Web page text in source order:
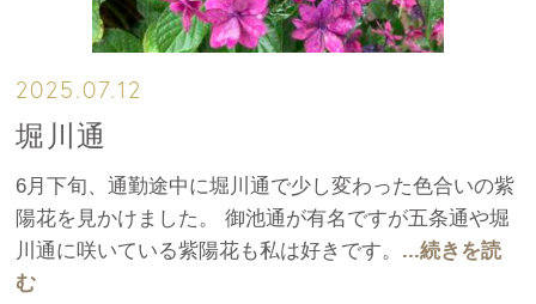
2025.07.12
堀川通
6月下旬、通勤途中に堀川通で少し変わった色合いの紫
陽花を見かけました。 御池通が有名ですが五条通や堀
川通に咲いている紫陽花も私は好きです。 ...続きを読
む